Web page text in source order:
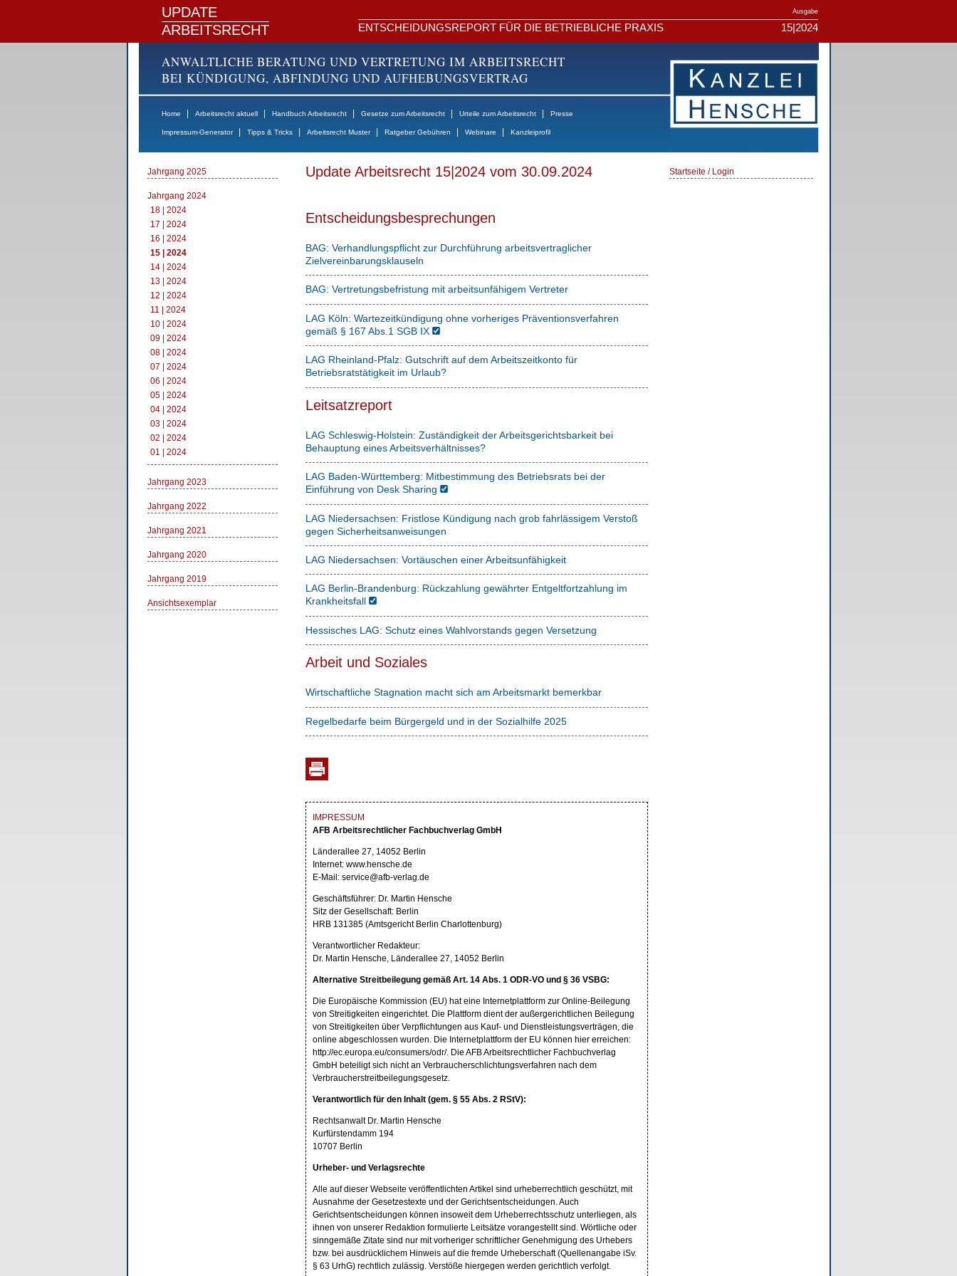
UPDATE
ARBEITSRECHT
Ausgabe
ENTSCHEIDUNGSREPORT FÜR DIE BETRIEBLICHE PRAXIS 15|2024
ANWALTLICHE BERATUNG UND VERTRETUNG IM ARBEITSRECHT
BEI KÜNDIGUNG, ABFINDUNG UND AUFHEBUNGSVERTRAG
Home Arbeitsrecht aktuell Handbuch Arbeitsrecht Gesetze zum Arbeitsrecht Urteile zum Arbeitsrecht Presse
Impressum-Generator Tipps & Tricks Arbeitsrecht Muster Ratgeber Gebühren Webinare Kanzleiprofil
Jahrgang 2025
Jahrgang 2024
18 | 2024
17 | 2024
16 | 2024
15 | 2024
14 | 2024
13 | 2024
12 | 2024
11 | 2024
10 | 2024
09 | 2024
08 | 2024
07 | 2024
06 | 2024
05 | 2024
04 | 2024
03 | 2024
02 | 2024
01 | 2024
Jahrgang 2023
Jahrgang 2022
Jahrgang 2021
Jahrgang 2020
Jahrgang 2019
Ansichtsexemplar
Update Arbeitsrecht 15|2024 vom 30.09.2024
Entscheidungsbesprechungen
BAG: Verhandlungspflicht zur Durchführung arbeitsvertraglicher
Zielvereinbarungsklauseln
BAG: Vertretungsbefristung mit arbeitsunfähigem Vertreter
LAG Köln: Wartezeitkündigung ohne vorheriges Präventionsverfahren
gemäß § 167 Abs.1 SGB IX
LAG Rheinland-Pfalz: Gutschrift auf dem Arbeitszeitkonto für
Betriebsratstätigkeit im Urlaub?
Leitsatzreport
LAG Schleswig-Holstein: Zuständigkeit der Arbeitsgerichtsbarkeit bei
Behauptung eines Arbeitsverhältnisses?
LAG Baden-Württemberg: Mitbestimmung des Betriebsrats bei der
Einführung von Desk Sharing
LAG Niedersachsen: Fristlose Kündigung nach grob fahrlässigem Verstoß
gegen Sicherheitsanweisungen
LAG Niedersachsen: Vortäuschen einer Arbeitsunfähigkeit
LAG Berlin-Brandenburg: Rückzahlung gewährter Entgeltfortzahlung im
Krankheitsfall
Hessisches LAG: Schutz eines Wahlvorstands gegen Versetzung
Arbeit und Soziales
Wirtschaftliche Stagnation macht sich am Arbeitsmarkt bemerkbar
Regelbedarfe beim Bürgergeld und in der Sozialhilfe 2025
IMPRESSUM
AFB Arbeitsrechtlicher Fachbuchverlag GmbH
Länderallee 27, 14052 Berlin
Internet: www.hensche.de
E-Mail: service@afb-verlag.de
Geschäftsführer: Dr. Martin Hensche
Sitz der Gesellschaft: Berlin
HRB 131385 (Amtsgericht Berlin Charlottenburg)
Verantwortlicher Redakteur:
Dr. Martin Hensche, Länderallee 27, 14052 Berlin
Alternative Streitbeilegung gemäß Art. 14 Abs. 1 ODR-VO und § 36 VSBG:
Die Europäische Kommission (EU) hat eine Internetplattform zur Online-Beilegung
von Streitigkeiten eingerichtet. Die Plattform dient der außergerichtlichen Beilegung
von Streitigkeiten über Verpflichtungen aus Kauf- und Dienstleistungsverträgen, die
online abgeschlossen wurden. Die Internetplattform der EU können hier erreichen:
http://ec.europa.eu/consumers/odr/. Die AFB Arbeitsrechtlicher Fachbuchverlag
GmbH beteiligt sich nicht an Verbraucherschlichtungsverfahren nach dem
Verbraucherstreitbeilegungsgesetz.
Verantwortlich für den Inhalt (gem. § 55 Abs. 2 RStV):
Rechtsanwalt Dr. Martin Hensche
Kurfürstendamm 194
10707 Berlin
Urheber- und Verlagsrechte
Alle auf dieser Webseite veröffentlichten Artikel sind urheberrechtlich geschützt, mit
Ausnahme der Gesetzestexte und der Gerichtsentscheidungen. Auch
Gerichtsentscheidungen können insoweit dem Urheberrechtsschutz unterliegen, als
ihnen von unserer Redaktion formulierte Leitsätze vorangestellt sind. Wörtliche oder
sinngemäße Zitate sind nur mit vorheriger schriftlicher Genehmigung des Urhebers
bzw. bei ausdrücklichem Hinweis auf die fremde Urheberschaft (Quellenangabe iSv.
§ 63 UrhG) rechtlich zulässig. Verstöße hiergegen werden gerichtlich verfolgt.
Startseite / Login